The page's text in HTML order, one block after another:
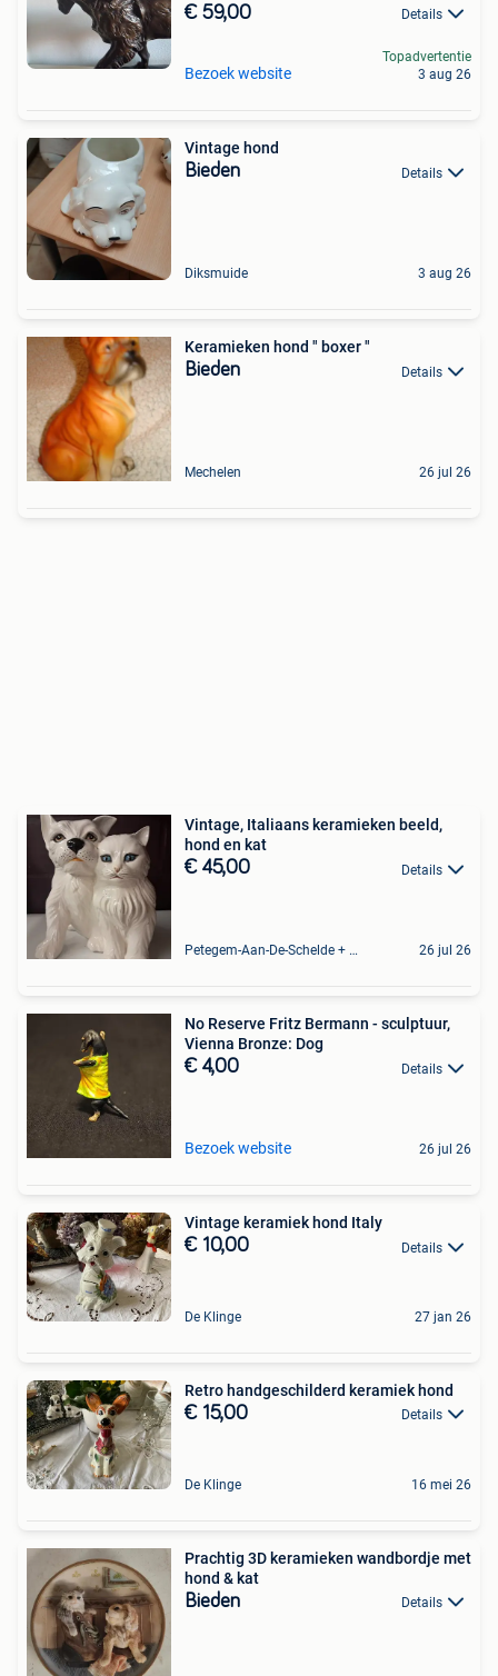
€ 59,00 Details
Bezoek website
Topadvertentie
3 aug 26
Vintage hond
Bieden Details
Diksmuide 3 aug 26
Keramieken hond " boxer "
Bieden Details
Mechelen 26 jul 26
Vintage, Italiaans keramieken beeld,
hond en kat
€ 45,00 Details
Petegem-Aan-De-Schelde + Deel Van Oudenaarde 26 jul 26
No Reserve Fritz Bermann - sculptuur,
Vienna Bronze: Dog
€ 4,00 Details
Bezoek website 26 jul 26
Vintage keramiek hond Italy
€ 10,00 Details
De Klinge 27 jan 26
Retro handgeschilderd keramiek hond
€ 15,00 Details
De Klinge 16 mei 26
Prachtig 3D keramieken wandbordje met
hond & kat
Bieden Details